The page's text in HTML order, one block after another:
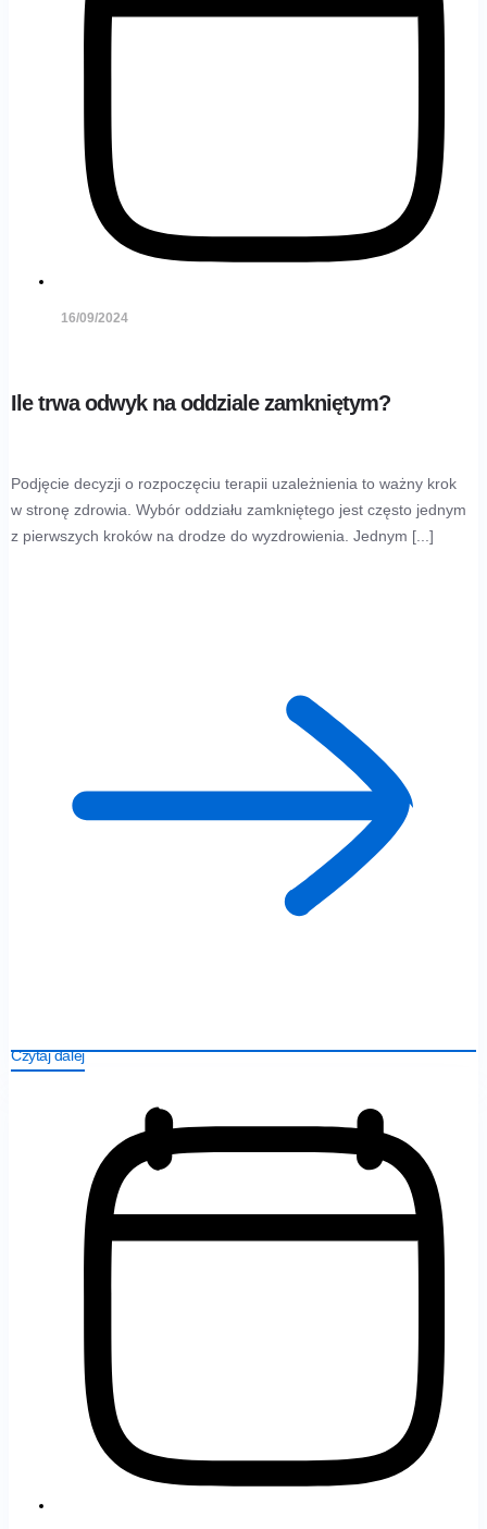
16/09/2024
Ile trwa odwyk na oddziale zamkniętym?
Podjęcie decyzji o rozpoczęciu terapii uzależnienia to ważny krok
w stronę zdrowia. Wybór oddziału zamkniętego jest często jednym
z pierwszych kroków na drodze do wyzdrowienia. Jednym [...]
Czytaj dalej